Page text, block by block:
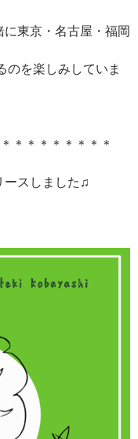
に東京・名古屋・福岡
のを楽しみしていま
＊＊＊＊＊＊＊＊
ースしました♫